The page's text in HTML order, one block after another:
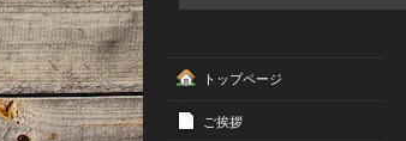
トップページ
ご挨拶